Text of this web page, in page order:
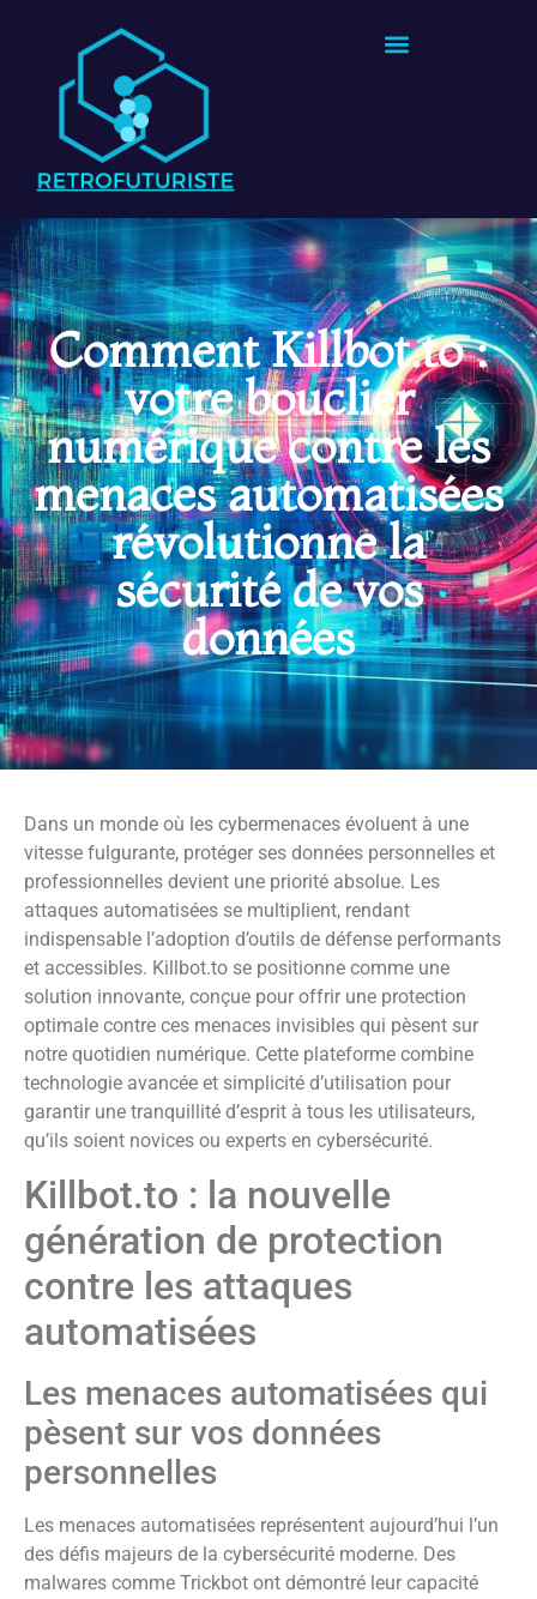
Comment Killbot.to :
votre bouclier
numérique contre les
menaces automatisées
révolutionne la
sécurité de vos
données
Dans un monde où les cybermenaces évoluent à une
vitesse fulgurante, protéger ses données personnelles et
professionnelles devient une priorité absolue. Les
attaques automatisées se multiplient, rendant
indispensable l’adoption d’outils de défense performants
et accessibles. Killbot.to se positionne comme une
solution innovante, conçue pour offrir une protection
optimale contre ces menaces invisibles qui pèsent sur
notre quotidien numérique. Cette plateforme combine
technologie avancée et simplicité d’utilisation pour
garantir une tranquillité d’esprit à tous les utilisateurs,
qu’ils soient novices ou experts en cybersécurité.
Killbot.to : la nouvelle
génération de protection
contre les attaques
automatisées
Les menaces automatisées qui
pèsent sur vos données
personnelles
Les menaces automatisées représentent aujourd’hui l’un
des défis majeurs de la cybersécurité moderne. Des
malwares comme Trickbot ont démontré leur capacité